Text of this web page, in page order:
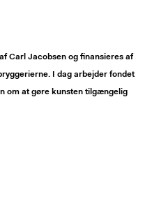
Carl Jacobsen og finansieres af
I dag arbejder fondet
om at gøre kunsten tilgængelig